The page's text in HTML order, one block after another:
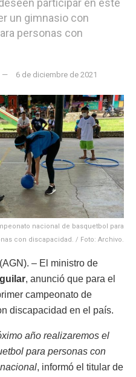
participar en este
un gimnasio con
personas con
6 de diciembre de 2021
nacional de basquetbol para
con discapacidad. / Foto: Archivo.
– El ministro de
, anunció que para el
campeonato de
discapacidad en el país.
año realizaremos el
para personas con
, informó el titular de